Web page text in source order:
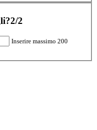
2/2
Inserire massimo 200